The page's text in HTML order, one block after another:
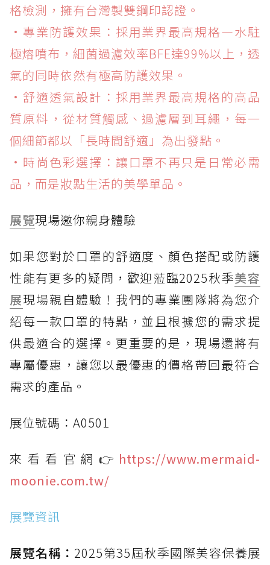
格檢測，擁有台灣製雙鋼印認證。
•專業防護效果：採用業界最高規格—水駐
極熔噴布，細菌過濾效率BFE達99%以上，透
氣的同時依然有極高防護效果。
•舒適透氣設計：採用業界最高規格的高品
質原料，從材質觸感、過濾層到耳繩，每一
個細節都以「長時間舒適」為出發點。
•時尚色彩選擇：讓口罩不再只是日常必需
品，而是妝點生活的美學單品。
展覽現場邀你親身體驗
如果您對於口罩的舒適度、顏色搭配或防護
性能有更多的疑問，歡迎蒞臨2025秋季美容
展現場親自體驗！我們的專業團隊將為您介
紹每一款口罩的特點，並且根據您的需求提
供最適合的選擇。更重要的是，現場還將有
專屬優惠，讓您以最優惠的價格帶回最符合
需求的產品。
展位號碼：A0501
來看看官網👉 https://www.mermaid-
moonie.com.tw/
展覽資訊
展覽名稱： 2025第35屆秋季國際美容保養展